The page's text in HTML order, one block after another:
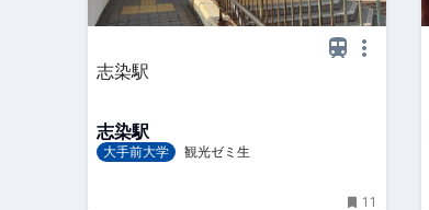
志染駅
志染駅
大手前大学 観光ゼミ生
11